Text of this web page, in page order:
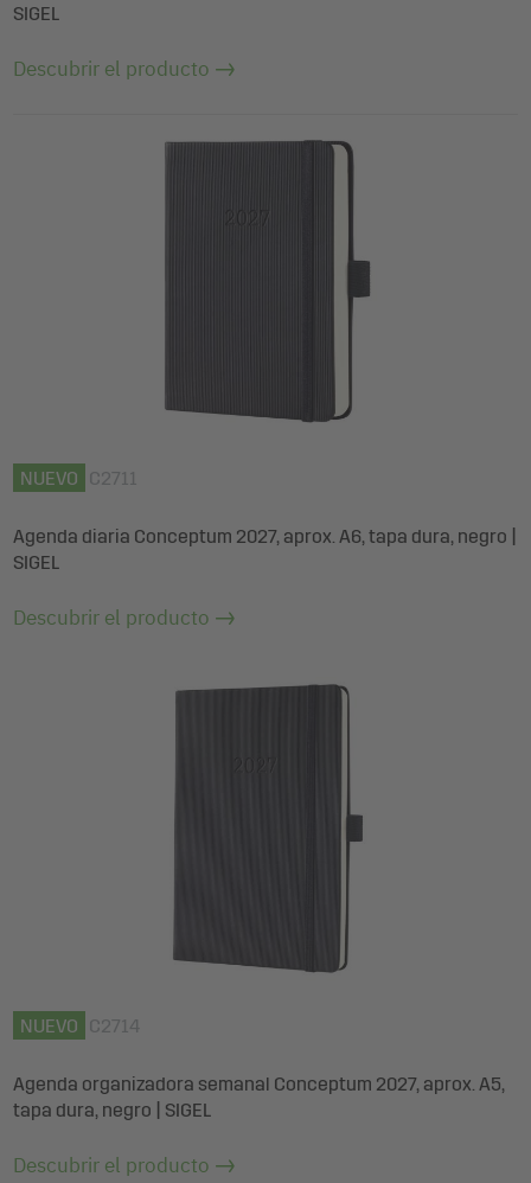
SIGEL
Descubrir el producto
NUEVO C2711
Agenda diaria Conceptum 2027, aprox. A6, tapa dura, negro |
SIGEL
Descubrir el producto
NUEVO C2714
Agenda organizadora semanal Conceptum 2027, aprox. A5,
tapa dura, negro | SIGEL
Descubrir el producto